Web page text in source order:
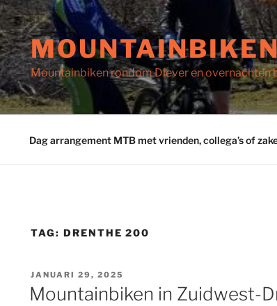
Mountainbiken rondom Diever en
Dag arrangement MTB met vrienden, collega’s of
TAG: DRENTHE 200
GEPLAATST
OP
JANUARI 29, 2025
Mountainbiken in Zuidwest-